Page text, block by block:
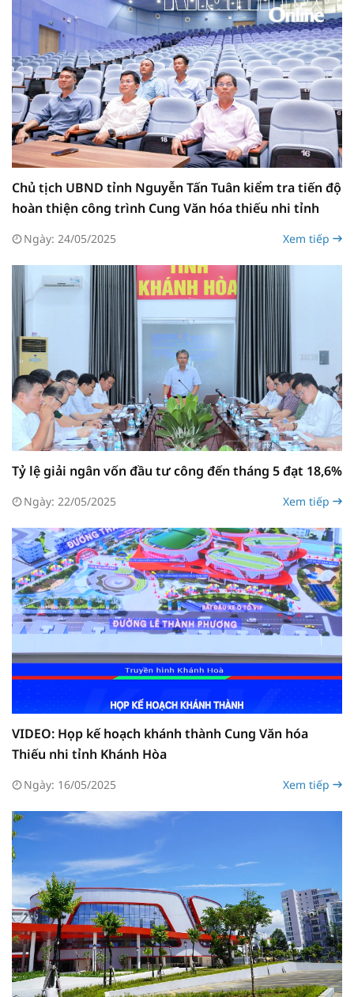
Chủ tịch UBND tỉnh Nguyễn Tấn Tuân kiểm tra tiến độ
hoàn thiện công trình Cung Văn hóa thiếu nhi tỉnh
Ngày: 24/05/2025 Xem tiếp
Tỷ lệ giải ngân vốn đầu tư công đến tháng 5 đạt 18,6%
Ngày: 22/05/2025 Xem tiếp
VIDEO: Họp kế hoạch khánh thành Cung Văn hóa
Thiếu nhi tỉnh Khánh Hòa
Ngày: 16/05/2025 Xem tiếp